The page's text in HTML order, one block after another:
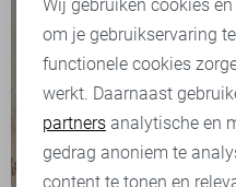
Personalisatie
Analytische cookies
Marketing cookies
Wij gebruiken cookies
om je gebruikservaring
functionele cookies
werkt. Daarnaast
partners analytische en
gedrag anoniem te
content te tonen en